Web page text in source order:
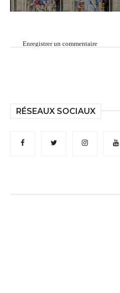
Enregistrer un commentaire
RÉSEAUX SOCIAUX